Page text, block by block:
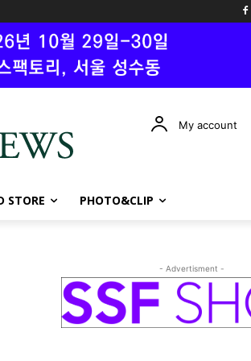
My account
STORE PHOTO&CLIP
- Advertisment -